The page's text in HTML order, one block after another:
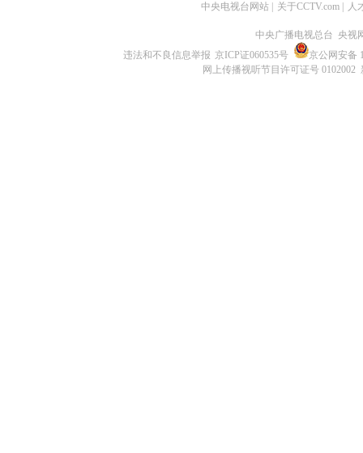
中央电视台网站 关于CCTV.com 人
中央广播电视总台 央视
违法和不良信息举报 京ICP证060535号
京公网安备
网上传播视听节目许可证号 0102002